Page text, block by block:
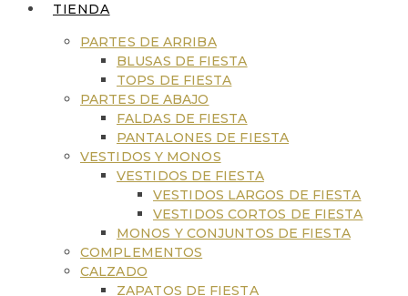
TIENDA
PARTES DE ARRIBA
BLUSAS DE FIESTA
TOPS DE FIESTA
PARTES DE ABAJO
FALDAS DE FIESTA
PANTALONES DE FIESTA
VESTIDOS Y MONOS
VESTIDOS DE FIESTA
VESTIDOS LARGOS DE FIESTA
VESTIDOS CORTOS DE FIESTA
MONOS Y CONJUNTOS DE FIESTA
COMPLEMENTOS
CALZADO
ZAPATOS DE FIESTA